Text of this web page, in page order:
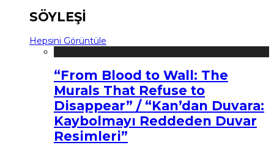
SÖYLEŞİ
Hepsini Görüntüle
“From Blood to Wall: The
Murals That Refuse to
Disappear” / “Kan’dan Duvara:
Kaybolmayı Reddeden Duvar
Resimleri”